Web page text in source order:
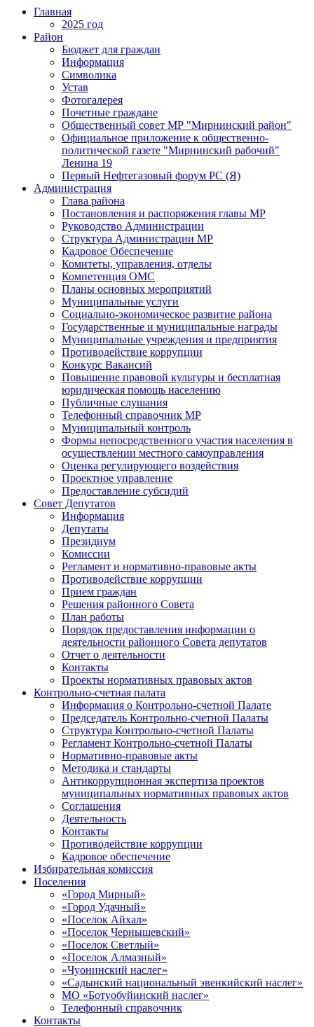
Главная
2025 год
Район
Бюджет для граждан
Информация
Символика
Устав
Фотогалерея
Почетные граждане
Общественный совет МР "Мирнинский район"
Официальное приложение к общественно-
политической газете "Мирнинский рабочий"
Ленина 19
Первый Нефтегазовый форум РС (Я)
Администрация
Глава района
Постановления и распоряжения главы МР
Руководство Администрации
Структура Администрации МР
Кадровое Обеспечение
Комитеты, управления, отделы
Компетенция ОМС
Планы основных мероприятий
Муниципальные услуги
Социально-экономическое развитие района
Государственные и муниципальные награды
Муниципальные учреждения и предприятия
Противодействие коррупции
Конкурс Вакансий
Повышение правовой культуры и бесплатная
юридическая помощь населению
Публичные слушания
Телефонный справочник МР
Муниципальный контроль
Формы непосредственного участия населения в
осуществлении местного самоуправления
Оценка регулирующего воздействия
Проектное управление
Предоставление субсидий
Совет Депутатов
Информация
Депутаты
Президиум
Комиссии
Регламент и нормативно-правовые акты
Противодействие коррупции
Прием граждан
Решения районного Совета
План работы
Порядок предоставления информации о
деятельности районного Совета депутатов
Отчет о деятельности
Контакты
Проекты нормативных правовых актов
Контрольно-счетная палата
Информация о Контрольно-счетной Палате
Председатель Контрольно-счетной Палаты
Структура Контрольно-счетной Палаты
Регламент Контрольно-счетной Палаты
Нормативно-правовые акты
Методика и стандарты
Антикоррупционная экспертиза проектов
муниципальных нормативных правовых актов
Соглашения
Деятельность
Контакты
Противодействие коррупции
Кадровое обеспечение
Избирательная комиссия
Поселения
«Город Мирный»
«Город Удачный»
«Поселок Айхал»
«Поселок Чернышевский»
«Поселок Светлый»
«Поселок Алмазный»
«Чуонинский наслег»
«Садынский национальный эвенкийский наслег»
МО «Ботуобуйинский наслег»
Телефонный справочник
Контакты